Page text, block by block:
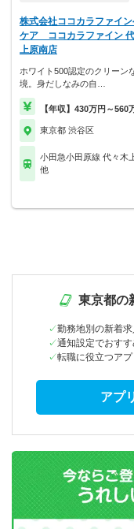
株式会社ココカラファイン
ケア ココカラファイン
上原南店
ホワイト500認定のクリーン
境。身だしなみの自…
【年収】430万円～560
東京都 渋谷区
小田急小田原線 代々木
他
東京都の
勤務地別の新着
通知設定でおす
転職に役立つア
アプ